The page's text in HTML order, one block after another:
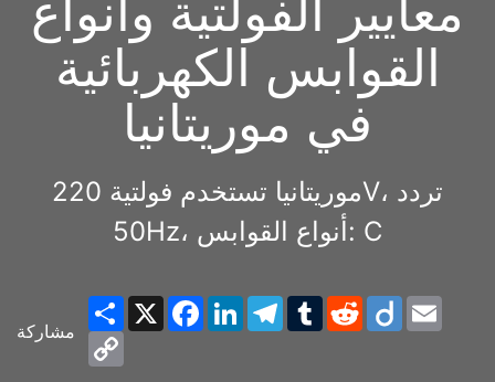
القوابس الكهربائية
في موريتانيا
موريتانيا تستخدم فولتية 220V، تردد
50Hz، أنواع القوابس: C
مشاركة
ShareX Facebook
LinkedInTelegram
TumblrRedditDiigo